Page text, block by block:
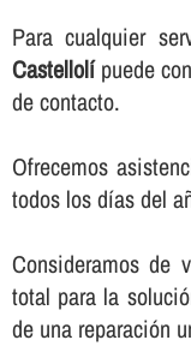
Para cualquier
Castellolípuede
de contacto.
Ofrecemos
todos los dí­as del
Consideramos de
total para la
de una reparación